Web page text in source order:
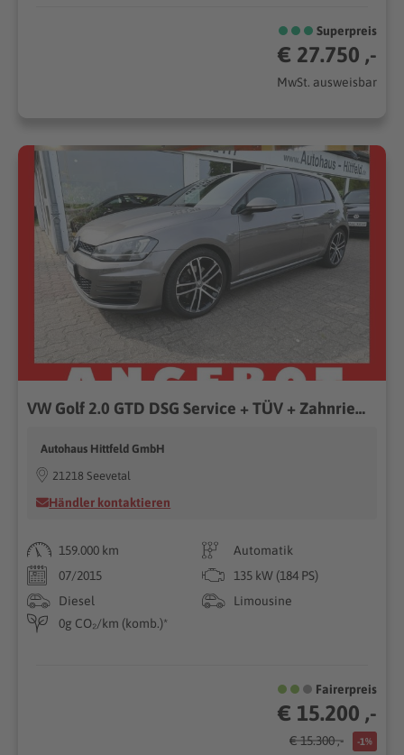
Superpreis
€ 27.750 ,-
MwSt. ausweisbar
VW Golf 2.0 GTD DSG Service + TÜV + Zahnriemen neu...
Autohaus Hittfeld GmbH
21218 Seevetal
Händler kontaktieren
159.000 km
Automatik
07/2015
135 kW (184 PS)
Diesel
Limousine
0g CO₂/km (komb.)*
Fairerpreis
€ 15.200 ,-
€ 15.300 ,- -1%